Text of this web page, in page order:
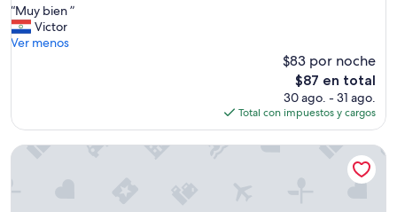
10,
Excepcional,
(127
“
M
u
n
“Muy bien ”
Victor
Ver menos
$83 por noche
El
precio
actual
es
de
$87 en total
30 ago. - 31 ago.
Total con impuestos y cargos
H+ Hotel